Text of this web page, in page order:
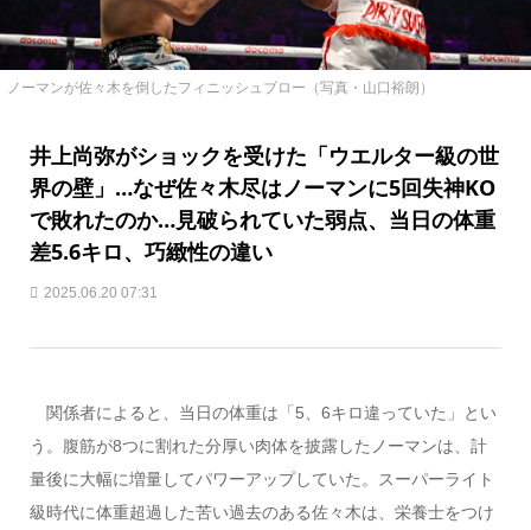
ノーマンが佐々木を倒したフィニッシュブロー（写真・山口裕朗）
井上尚弥がショックを受けた「ウエルター級の世
界の壁」…なぜ佐々木尽はノーマンに5回失神KO
で敗れたのか…見破られていた弱点、当日の体重
差5.6キロ、巧緻性の違い
2025.06.20 07:31
関係者によると、当日の体重は「5、6キロ違っていた」とい
う。腹筋が8つに割れた分厚い肉体を披露したノーマンは、計
量後に大幅に増量してパワーアップしていた。スーパーライト
級時代に体重超過した苦い過去のある佐々木は、栄養士をつけ